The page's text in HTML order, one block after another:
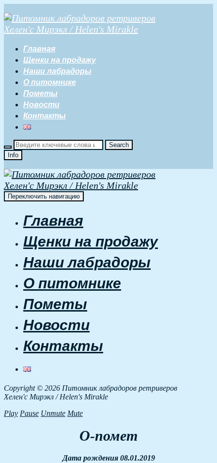
Главная
Щенки на продажу
Наши лабрадоры
О питомнике
Пометы
Новости
Контакты
Info
Переключить навигацию
Главная
Щенки на продажу
Наши лабрадоры
О питомнике
Пометы
Новости
Контакты
Copyright © 2026 Питомник лабрадоров ретриверов
Хелен'с Мирэкл / Helen's Mirakle
Play Pause Unmute Mute
О-помет
Дата рождения 08.01.2019